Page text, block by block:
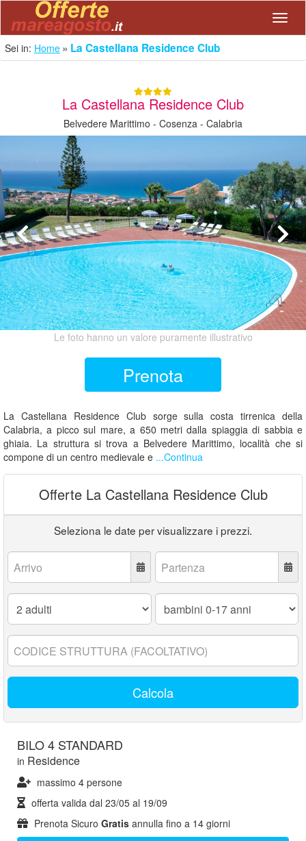
Sei in: Home La Castellana Residence Club
La Castellana Residence Club
Belvedere Marittimo - Cosenza - Calabria
Le foto hanno un valore puramente illustrativo
Prenota
La Castellana Residence Club sorge sulla costa tirrenica della
Calabria, a picco sul mare, a 650 metri dalla spiaggia di sabbia e
ghiaia. La struttura si trova a Belvedere Marittimo, località che si
compone di un centro medievale e ...Continua
Offerte La Castellana Residence Club
Seleziona le date per visualizzare i prezzi.
Arrivo: Partenza:
Adulti:
Bambini
17
Codice
struttura:
Calcola
BILO 4 STANDARD
in Residence
massimo 4 persone
offerta valida dal 23/05 al 19/09
Prenota Sicuro Gratis annulla fino a 14 giorni